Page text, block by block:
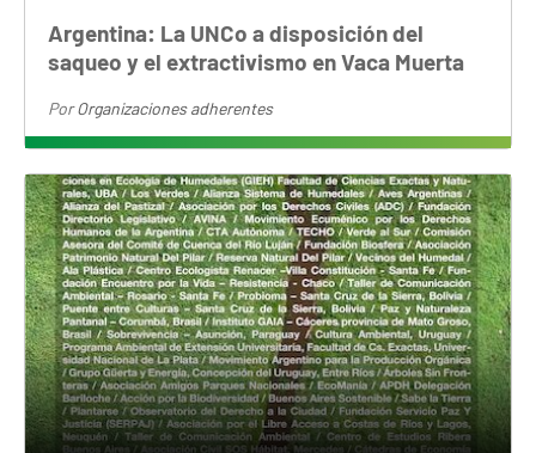
Argentina: La UNCo a disposición del
saqueo y el extractivismo en Vaca Muerta
PorOrganizaciones adherentes